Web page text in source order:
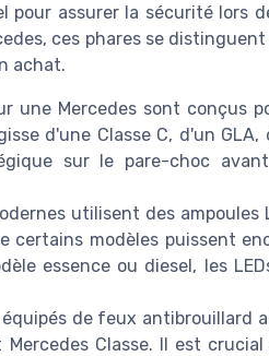
pour assurer la sécurité lors
ces phares se
achat.
une Mercedes sont conçus
d'une Classe C, d'un GLA,
sur le pare-choc
utilisent des ampoules
modèles puissent
essence ou diesel, les
de feux antibrouillard
Classe. Il est